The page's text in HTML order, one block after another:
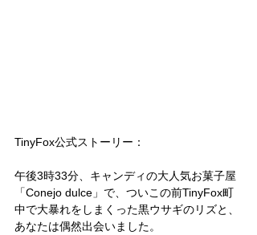
TinyFox公式ストーリー：
午後3時33分、キャンディの大人気お菓子屋
「Conejo dulce」で、ついこの前TinyFox町
中で大暴れをしまくった黒ウサギのリズと、
あなたは偶然出会いました。